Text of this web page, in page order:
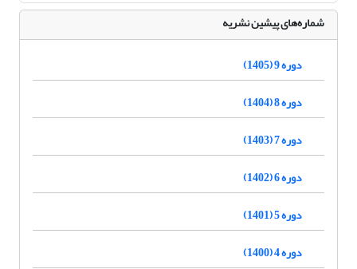
شماره‌های پیشین نشریه
دوره 9 (1405)
دوره 8 (1404)
دوره 7 (1403)
دوره 6 (1402)
دوره 5 (1401)
دوره 4 (1400)